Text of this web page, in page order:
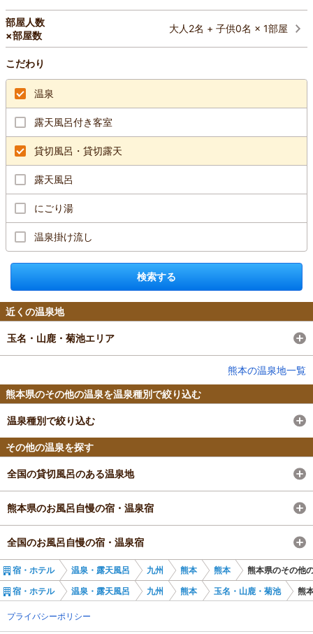
部屋人数
×部屋数
大人2名 + 子供0名 × 1部屋
こだわり
温泉
露天風呂付き客室
貸切風呂・貸切露天
露天風呂
にごり湯
温泉掛け流し
検索する
近くの温泉地
玉名・山鹿・菊池エリア
熊本の温泉地一覧
熊本県のその他の温泉を温泉種別で絞り込む
温泉種別で絞り込む
その他の温泉を探す
全国の貸切風呂のある温泉地
熊本県のお風呂自慢の宿・温泉宿
全国のお風呂自慢の宿・温泉宿
宿・ホテル 温泉・露天風呂 九州 熊本 熊本
熊本県のその他
宿・ホテル
温泉・露天風呂 九州 熊本 玉名・山鹿・菊池 熊
プライバシーポリシー